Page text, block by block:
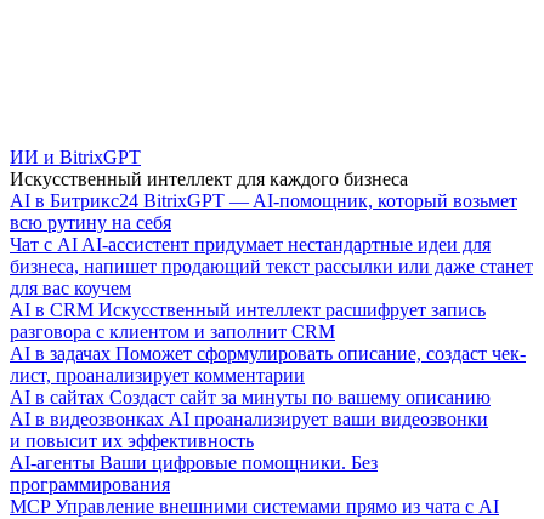
ИИ и BitrixGPT
Искусственный интеллект для каждого бизнеса
AI в Битрикс24 BitrixGPT — AI-помощник, который возьмет
всю рутину на себя
Чат с AI AI-ассистент придумает нестандартные идеи для
бизнеса, напишет продающий текст рассылки или даже станет
для вас коучем
AI в CRM Искусственный интеллект расшифрует запись
разговора с клиентом и заполнит CRM
AI в задачах Поможет сформулировать описание, создаст чек-
лист, проанализирует комментарии
AI в сайтах Создаст сайт за минуты по вашему описанию
AI в видеозвонках AI проанализирует ваши видеозвонки
и повысит их эффективность
AI-агенты Ваши цифровые помощники. Без
программирования
MCP Управление внешними системами прямо из чата с AI